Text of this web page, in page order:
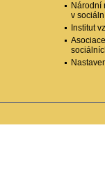
Národní
v
Institut